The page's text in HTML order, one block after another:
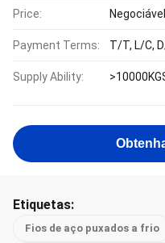
Price: Negociável
Payment Terms: T/T, L/C,
Supply Ability:
Etiquetas:
Fios de aço puxados a frio